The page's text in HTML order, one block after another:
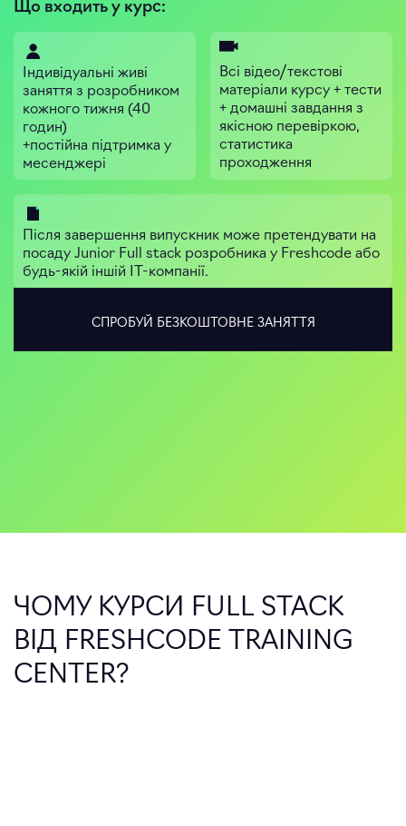
Індивідуальні живі
заняття з розробником
кожного тижня (40
годин)
+постійна підтримка у
месенджері
Всі відео/текстові
матеріали курсу + тести
+ домашні завдання з
якісною перевіркою,
статистика
проходження
Після завершення випускник може претендувати на
посаду Junior Full stack розробника у Freshcode або
будь-якій іншій ІТ-компанії.
СПРОБУЙ БЕЗКОШТОВНЕ ЗАНЯТТЯ
ЧОМУ КУРСИ FULL STACK
ВІД FRESHCODE TRAINING
CENTER?